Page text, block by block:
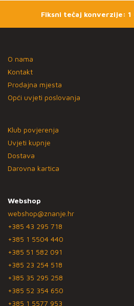
Fiksni tečaj konverzije: 1
O nama
Kontakt
Prodajna mjesta
Opći uvjeti poslovanja
Klub povjerenja
Uvjeti kupnje
Dostava
Darovna kartica
Webshop
webshop@znanje.hr
+385 43 295 718
+385 1 5504 440
+385 51 582 091
+385 23 254 518
+385 35 295 258
+385 52 354 650
+385 1 5577 953